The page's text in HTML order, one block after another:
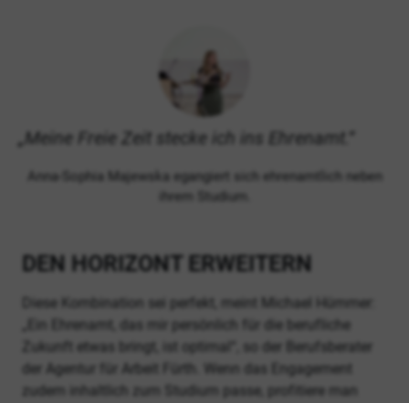
Meine Freie Zeit stecke ich ins Ehrenamt.
Anna-Sophia Majewska egangiert sich ehrenamtlich neben
ihrem Studium.
DEN HORIZONT ERWEITERN
Diese Kombination sei perfekt, meint Michael Hümmer:
„Ein Ehrenamt, das mir persönlich für die berufliche
Zukunft etwas bringt, ist optimal“, so der Berufsberater
der Agentur für Arbeit Fürth. Wenn das Engagement
zudem inhaltlich zum Studium passe, profitiere man